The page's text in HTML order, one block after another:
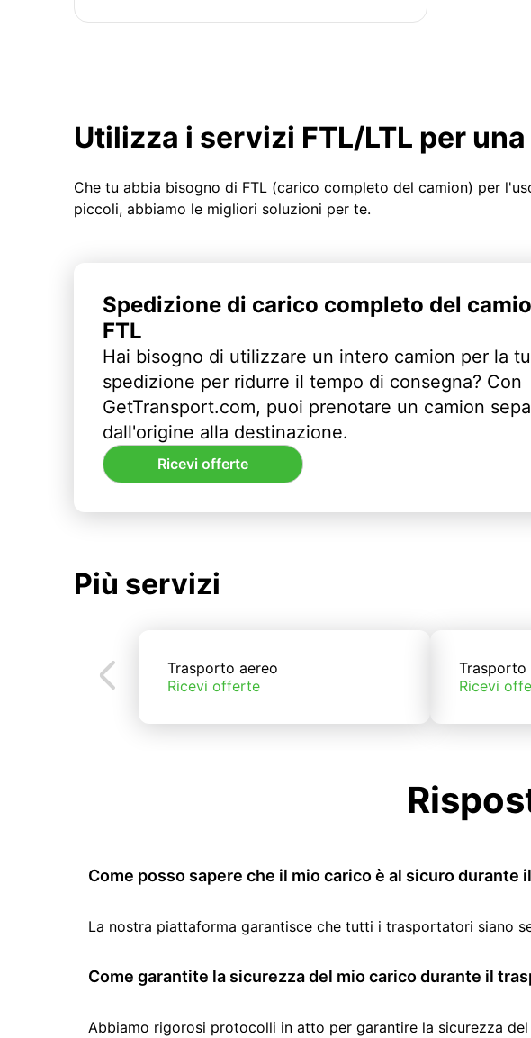
Utilizza i servizi FTL/LTL per
Che tu abbia bisogno di FTL (carico completo del camion) per
piccoli, abbiamo le migliori soluzioni per te.
Spedizione di carico completo del
FTL
Hai bisogno di utilizzare un intero camion per la
spedizione per ridurre il tempo di consegna? Con
GetTransport.com, puoi prenotare un camion
dall'origine alla destinazione.
Ricevi offerte
Più servizi
Trasporto aereo
Ricevi offerte
Trasporto
Ricevi
Come posso sapere che il mio carico è al sicuro durante
La nostra piattaforma garantisce che tutti i trasportatori siano
Come garantite la sicurezza del mio carico durante il
Abbiamo rigorosi protocolli in atto per garantire la sicurezza